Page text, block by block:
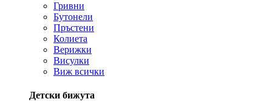
Гривни
Бутонели
Пръстени
Колиета
Верижки
Висулки
Виж всички
Детски бижута